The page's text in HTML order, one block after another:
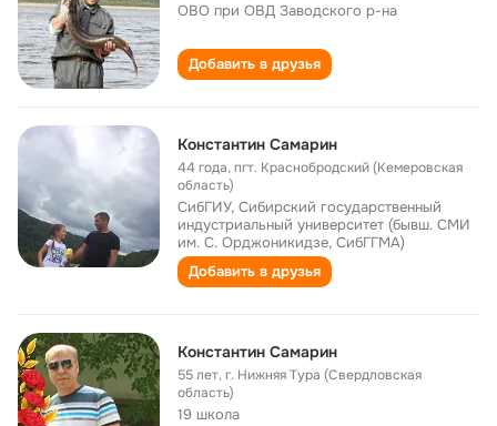
ОВО при ОВД Заводского р-на
Добавить в друзья
Константин Самарин
44 года,пгт. Краснобродский (Кемеровская
область)
СибГИУ, Сибирский государственный
индустриальный университет (бывш. СМИ
им. С. Орджоникидзе, СибГГМА)
Добавить в друзья
Константин Самарин
55 лет,г. Нижняя Тура (Свердловская
область)
19 школа